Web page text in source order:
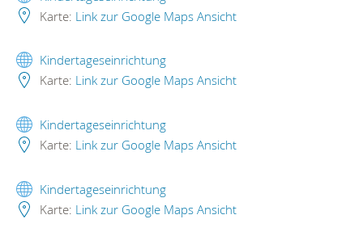
Karte: Link zur Google Maps Ansicht
Kindertageseinrichtung
Karte: Link zur Google Maps Ansicht
Kindertageseinrichtung
Karte: Link zur Google Maps Ansicht
Kindertageseinrichtung
Karte: Link zur Google Maps Ansicht